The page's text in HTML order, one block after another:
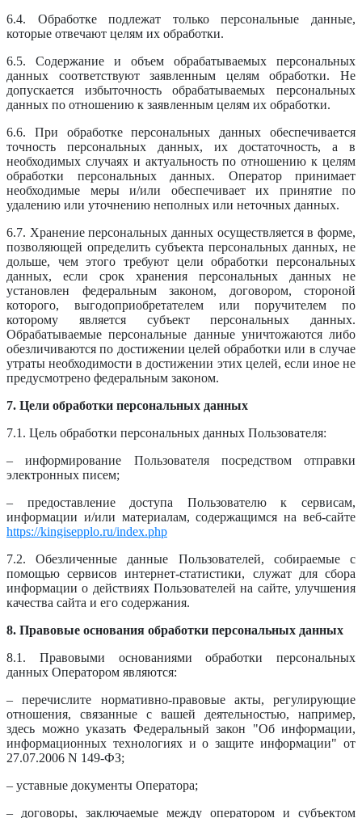
6.4. Обработке подлежат только персональные данные,
которые отвечают целям их обработки.
6.5. Содержание и объем обрабатываемых персональных
данных соответствуют заявленным целям обработки. Не
допускается избыточность обрабатываемых персональных
данных по отношению к заявленным целям их обработки.
6.6. При обработке персональных данных обеспечивается
точность персональных данных, их достаточность, а в
необходимых случаях и актуальность по отношению к целям
обработки персональных данных. Оператор принимает
необходимые меры и/или обеспечивает их принятие по
удалению или уточнению неполных или неточных данных.
6.7. Хранение персональных данных осуществляется в форме,
позволяющей определить субъекта персональных данных, не
дольше, чем этого требуют цели обработки персональных
данных, если срок хранения персональных данных не
установлен федеральным законом, договором, стороной
которого, выгодоприобретателем или поручителем по
которому является субъект персональных данных.
Обрабатываемые персональные данные уничтожаются либо
обезличиваются по достижении целей обработки или в случае
утраты необходимости в достижении этих целей, если иное не
предусмотрено федеральным законом.
7. Цели обработки персональных данных
7.1. Цель обработки персональных данных Пользователя:
– информирование Пользователя посредством отправки
электронных писем;
– предоставление доступа Пользователю к сервисам,
информации и/или материалам, содержащимся на веб-сайте
https://kingisepplo.ru/index.php
7.2. Обезличенные данные Пользователей, собираемые с
помощью сервисов интернет-статистики, служат для сбора
информации о действиях Пользователей на сайте, улучшения
качества сайта и его содержания.
8. Правовые основания обработки персональных данных
8.1. Правовыми основаниями обработки персональных
данных Оператором являются:
– перечислите нормативно-правовые акты, регулирующие
отношения, связанные с вашей деятельностью, например,
здесь можно указать Федеральный закон "Об информации,
информационных технологиях и о защите информации" от
27.07.2006 N 149-ФЗ;
– уставные документы Оператора;
– договоры, заключаемые между оператором и субъектом